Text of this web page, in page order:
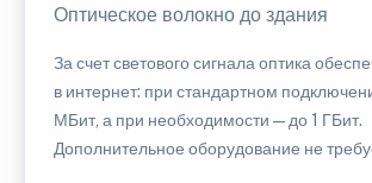
Оптическое волокно до здания
За счет светового сигнала оптика
в интернет: при стандартном
МБит, а при необходимости — до 1 ГБит.
Дополнительное оборудование не